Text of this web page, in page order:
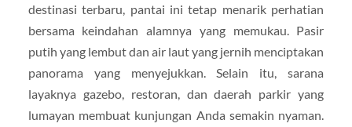
destinasi terbaru, pantai ini tetap menarik perhatian
bersama keindahan alamnya yang memukau. Pasir
putih yang lembut dan air laut yang jernih menciptakan
panorama yang menyejukkan. Selain itu, sarana
layaknya gazebo, restoran, dan daerah parkir yang
lumayan membuat kunjungan Anda semakin nyaman.